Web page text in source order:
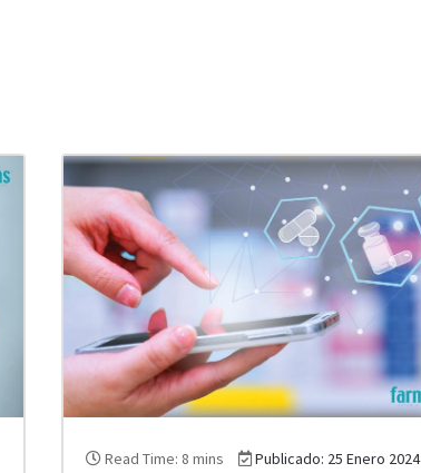
Read Time: 8 mins Publicado: 25 Enero 2024